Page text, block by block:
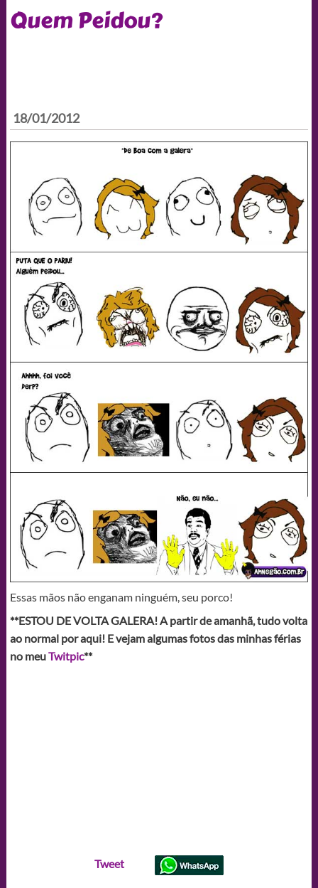
Quem Peidou?
18/01/2012
Essas mãos não enganam ninguém, seu porco!
**ESTOU DE VOLTA GALERA! A partir de amanhã, tudo volta
ao normal por aqui! E vejam algumas fotos das minhas férias
no meuTwitpic**
Tweet